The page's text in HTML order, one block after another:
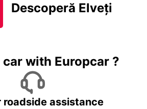
Descoperă Elveția
with Europcar ?
roadside assistance